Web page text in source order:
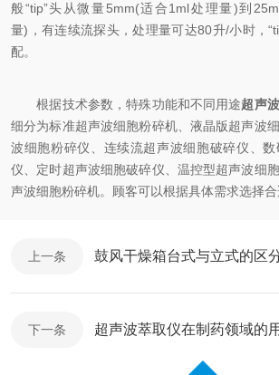
般“tip”头从微量5mm(适合1ml处理量)到
量)，有连续流探头，处理量可达80升/小时，
配。
根据技术参数，特殊功能和不同用途超声
细分为标准超声波细胞粉碎机、液晶版超声波
波细胞粉碎仪、连续流超声波细胞破碎仪、
仪、定时超声波细胞破碎仪、温控型超声波细
声波细胞粉碎机。顾客可以根据具体需求选择合
上一条 鼓风干燥箱台式与立式的区
下一条 超声波萃取仪在制药领域的